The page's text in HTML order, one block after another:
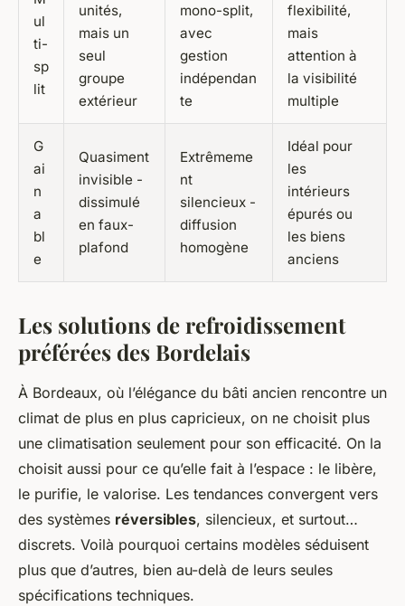
ul
ti-
sp
lit
unités,
mais un
seul
groupe
extérieur
mono-split,
avec
gestion
indépendan
te
flexibilité,
mais
attention à
la visibilité
multiple
G
ai
n
a
bl
e
Quasiment
invisible -
dissimulé
en faux-
plafond
Extrêmeme
nt
silencieux -
diffusion
homogène
Idéal pour
les
intérieurs
épurés ou
les biens
anciens
Les solutions de refroidissement
préférées des Bordelais
À Bordeaux, où l’élégance du bâti ancien rencontre un
climat de plus en plus capricieux, on ne choisit plus
une climatisation seulement pour son efficacité. On la
choisit aussi pour ce qu’elle fait à l’espace : le libère,
le purifie, le valorise. Les tendances convergent vers
des systèmes réversibles, silencieux, et surtout…
discrets. Voilà pourquoi certains modèles séduisent
plus que d’autres, bien au-delà de leurs seules
spécifications techniques.